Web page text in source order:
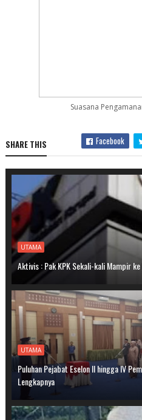
Suasana
SHARE THIS Facebook
UTAMA
Aktivis : Pak KPK Sekali-kali Mampir
UTAMA
Puluhan Pejabat Eselon II hingga IV
Lengkapnya